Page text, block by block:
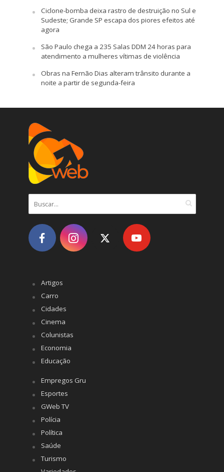
Ciclone-bomba deixa rastro de destruição no Sul e
Sudeste; Grande SP escapa dos piores efeitos até
agora
São Paulo chega a 235 Salas DDM 24 horas para
atendimento a mulheres vítimas de violência
Obras na Fernão Dias alteram trânsito durante a
noite a partir de segunda-feira
Artigos
Carro
Cidades
Cinema
Colunistas
Economia
Educação
Empregos Gru
Esportes
GWeb TV
Polícia
Política
Saúde
Turismo